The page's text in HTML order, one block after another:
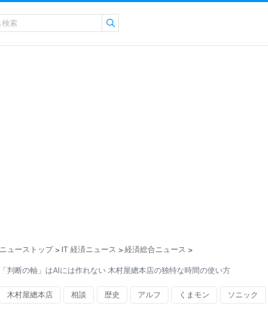
ニューストップ > IT 経済ニュース > 経済総合ニュース >
「判断の軸」はAIには作れない 木村屋總本店の独特な時間の使い方
木村屋總本店 相談 歴史 アルフ くまモン ソニック